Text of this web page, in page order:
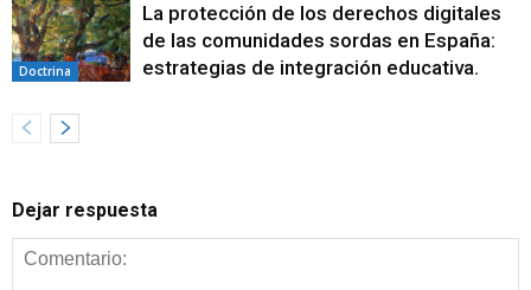
Doctrina
La protección de los derechos digitales
de las comunidades sordas en España:
estrategias de integración educativa.
Dejar respuesta